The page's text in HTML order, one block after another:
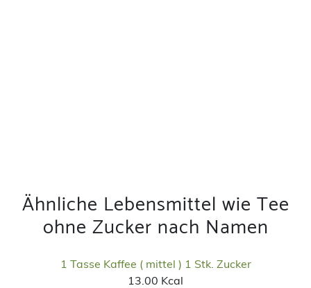
Ähnliche Lebensmittel wie Tee
ohne Zucker nach Namen
1 Tasse Kaffee ( mittel ) 1 Stk. Zucker
13.00 Kcal